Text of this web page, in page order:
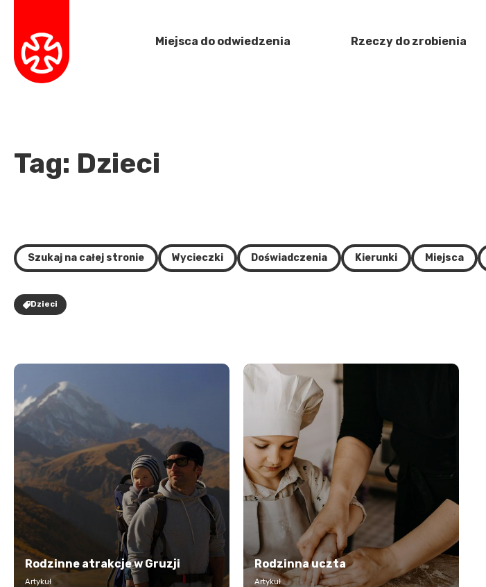
Miejsca do odwiedzenia Rzeczy do zrobienia
Tag: Dzieci
Szukaj na całej stronie Wycieczki Doświadczenia Kierunki Miejsca
Dzieci
Rodzinne atrakcje w Gruzji
Artykuł
Rodzinna uczta
Artykuł